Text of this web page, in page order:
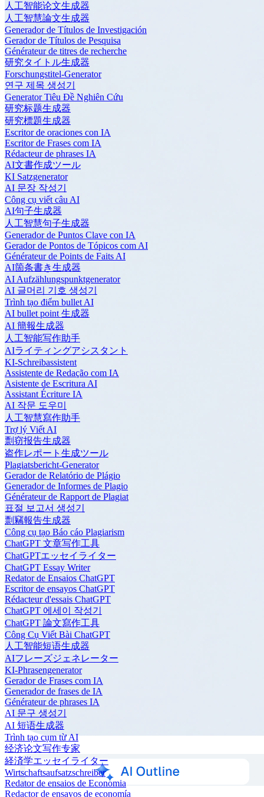
人工智能论文生成器
人工智慧論文生成器
Generador de Títulos de Investigación
Gerador de Títulos de Pesquisa
Générateur de titres de recherche
研究タイトル生成器
Forschungstitel-Generator
연구 제목 생성기
Generator Tiêu Đề Nghiên Cứu
研究标题生成器
研究標題生成器
Escritor de oraciones con IA
Escritor de Frases com IA
Rédacteur de phrases IA
AI文書作成ツール
KI Satzgenerator
AI 문장 작성기
Công cụ viết câu AI
AI句子生成器
人工智慧句子生成器
Generador de Puntos Clave con IA
Gerador de Pontos de Tópicos com AI
Générateur de Points de Faits AI
AI箇条書き生成器
AI Aufzählungspunktgenerator
AI 글머리 기호 생성기
Trình tạo điểm bullet AI
AI bullet point 生成器
AI 簡報生成器
人工智能写作助手
AIライティングアシスタント
KI-Schreibassistent
Assistente de Redação com IA
Asistente de Escritura AI
Assistant Écriture IA
AI 작문 도우미
人工智慧寫作助手
Trợ lý Viết AI
剽窃报告生成器
盗作レポート生成ツール
Plagiatsbericht-Generator
Gerador de Relatório de Plágio
Generador de Informes de Plagio
Générateur de Rapport de Plagiat
표절 보고서 생성기
剽竊報告生成器
Công cụ tạo Báo cáo Plagiarism
ChatGPT 文章写作工具
ChatGPTエッセイライター
ChatGPT Essay Writer
Redator de Ensaios ChatGPT
Escritor de ensayos ChatGPT
Rédacteur d'essais ChatGPT
ChatGPT 에세이 작성기
ChatGPT 論文寫作工具
Công Cụ Viết Bài ChatGPT
人工智能短语生成器
AIフレーズジェネレーター
KI-Phrasengenerator
Gerador de Frases com IA
Generador de frases de IA
Générateur de phrases IA
AI 문구 생성기
AI 短语生成器
Trình tạo cụm từ AI
经济论文写作专家
経済学エッセイライター
Wirtschaftsaufsatzschreiber
Redator de ensaios de Economia
Redactor de ensayos de economía